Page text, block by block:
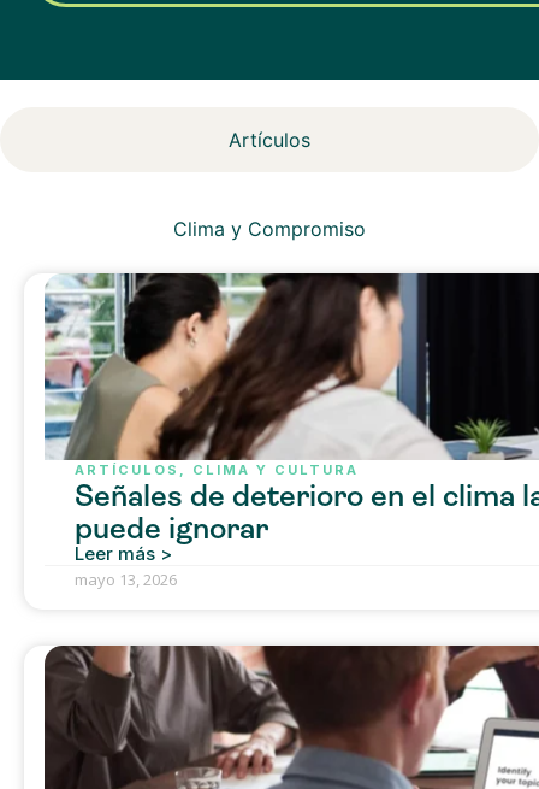
Artículos
Clima y Compromiso
ARTÍCULOS CLIMA Y CULTURA
Señales de deterioro en el clima
puede ignorar
Leer más >
mayo 13, 2026